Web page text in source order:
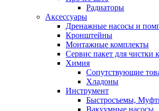
Радиаторы
Аксессуары
Дренажные насосы и
Кронштейны
Монтажные комплекты
Сервис пакет для чистки
Химия
Сопутствующие
Хладоны
Инструмент
Быстросъемы,
Вакуумные насосы